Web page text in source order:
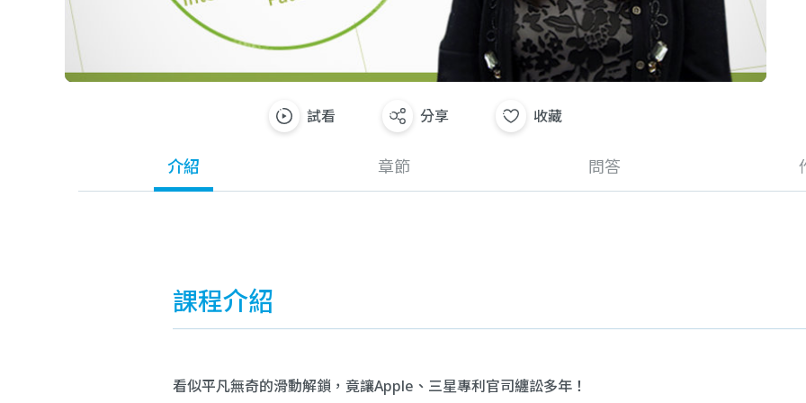
試看 分享 收藏
介紹 章節 問答
課程介紹
看似平凡無奇的滑動解鎖，竟讓Apple、三星專利官司纏訟多年！